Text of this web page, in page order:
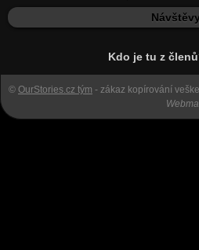
Kdo je tu z
© OurStories.cz tým - zákaz kopírování